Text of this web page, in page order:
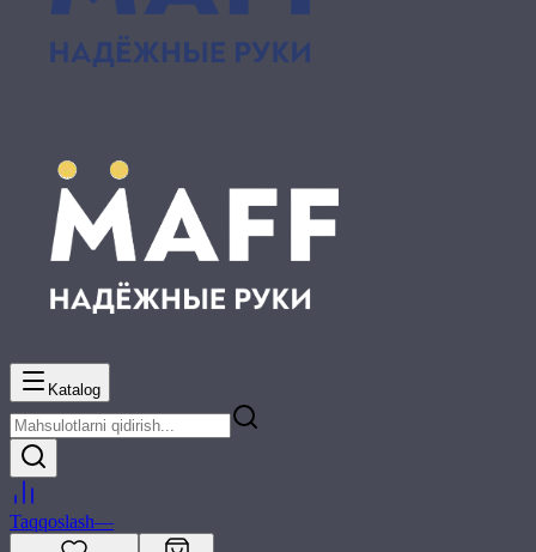
Katalog
Taqqoslash—